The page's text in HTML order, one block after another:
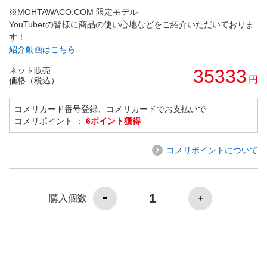
※MOHTAWACO.COM 限定モデル
YouTuberの皆様に商品の使い心地などをご紹介いただいておりま
す！
紹介動画はこちら
ネット販売
価格（税込）
35333 円
コメリカード番号登録、コメリカードでお支払いで
コメリポイント ： 6ポイント獲得
コメリポイントについて
購入個数